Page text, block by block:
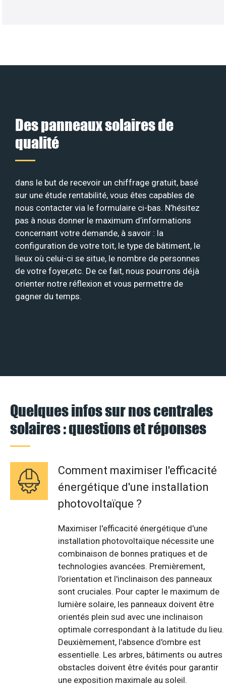
Des panneaux solaires de
qualité
dans le but de recevoir un chiffrage gratuit, basé
sur une étude rentabilité, vous êtes capables de
nous contacter via le formulaire ci-bas. N’hésitez
pas à nous donner le maximum d’informations
concernant votre demande, à savoir : la
configuration de votre toit, le type de bâtiment, le
lieux où celui-ci se situe, le nombre de personnes
de votre foyer,etc. De ce fait, nous pourrons déjà
orienter notre réflexion et vous permettre de
gagner du temps.
Quelques infos sur nos centrales
solaires : questions et réponses
Comment maximiser l'efficacité
énergétique d'une installation
photovoltaïque ?
Maximiser l'efficacité énergétique d'une
installation photovoltaïque nécessite une
combinaison de bonnes pratiques et de
technologies avancées. Premièrement,
l'orientation et l'inclinaison des panneaux
sont cruciales. Pour capter le maximum de
lumière solaire, les panneaux doivent être
orientés plein sud avec une inclinaison
optimale correspondant à la latitude du lieu.
Deuxièmement, l'absence d'ombre est
essentielle. Les arbres, bâtiments ou autres
obstacles doivent être évités pour garantir
une exposition maximale au soleil.